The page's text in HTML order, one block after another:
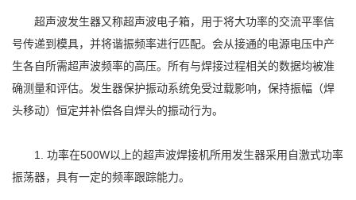
超声波发生器又称超声波电子箱，用于将大功率的交流平率信
号传递到模具，并将谐振频率进行匹配。会从接通的电源电压中产
生各自所需超声波频率的高压。所有与焊接过程相关的数据均被准
确测量和评估。发生器保护振动系统免受过载影响，保持振幅（焊
头移动）恒定并补偿各自焊头的振动行为。
1. 功率在500W以上的超声波焊接机所用发生器采用自激式功率
振荡器，具有一定的频率跟踪能力。